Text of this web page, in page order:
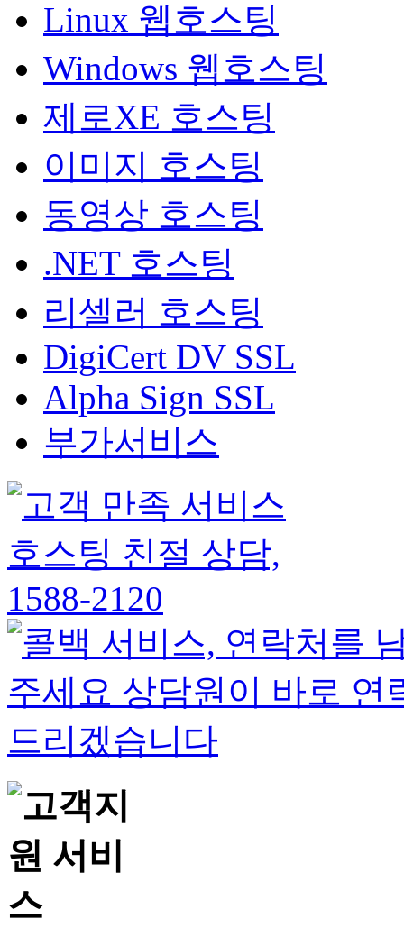
Linux 웹호스팅
Windows 웹호스팅
제로XE 호스팅
이미지 호스팅
동영상 호스팅
.NET 호스팅
리셀러 호스팅
DigiCert DV SSL
Alpha Sign SSL
부가서비스